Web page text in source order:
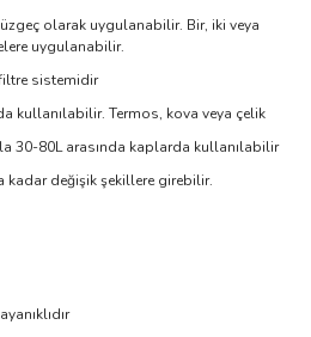
olarak uygulanabilir. Bir, iki veya
uygulanabilir.
sistemidir
kullanılabilir. Termos, kova veya çelik
30-80L arasında kaplarda kullanılabilir
kadar değişik şekillere girebilir.